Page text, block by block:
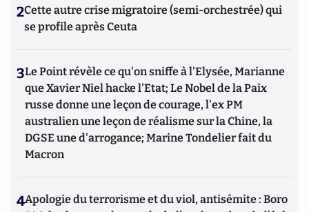
2Cette autre crise migratoire (semi-orchestrée) qui
se profile après Ceuta
3Le Point révèle ce qu'on sniffe à l'Elysée, Marianne
que Xavier Niel hacke l'Etat; Le Nobel de la Paix
russe donne une leçon de courage, l'ex PM
australien une leçon de réalisme sur la Chine, la
DGSE une d'arrogance; Marine Tondelier fait du
Macron
4Apologie du terrorisme et du viol, antisémite : Boro